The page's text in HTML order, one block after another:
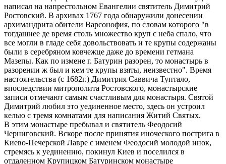
написал на напрестольном Евангелии святитель Димитрий
Ростовский. В архивах 1767 года обнаружили донесении
архимандрита обители Варсонофия, по словам которого "в
тогдашнее де время столь множество круп с неба спало, что
все могли в гладе себя довольствовать и те крупы содержаны
были в серебряном ковчежце даже до времени гетмана
Мазепы. Как по измене г. Батурин разорен, то монастырь в
разорении ж был и кем те крупы взяты, неизвестно". Время
настоятельства (с 1682г.) Димитрия Саввича Туптало,
впоследствии митрополита Ростовского, монастырские
записи отмечают самым счастливым для монастыря. Святой
Димитрий любил это уединенное место, здесь он устроил
келью с тремя комнатами для написания Житий Святых.
В этим монастыре пребывал и святитель Феодосий
Черниговский. Вскоре после принятия иноческого пострига в
Киево-Печерской Лавре с именем Феодосий молодой инок,
стремясь к уединению, покинул Киев и поселился в
отдаленном Крупицком Батуринском монастыре